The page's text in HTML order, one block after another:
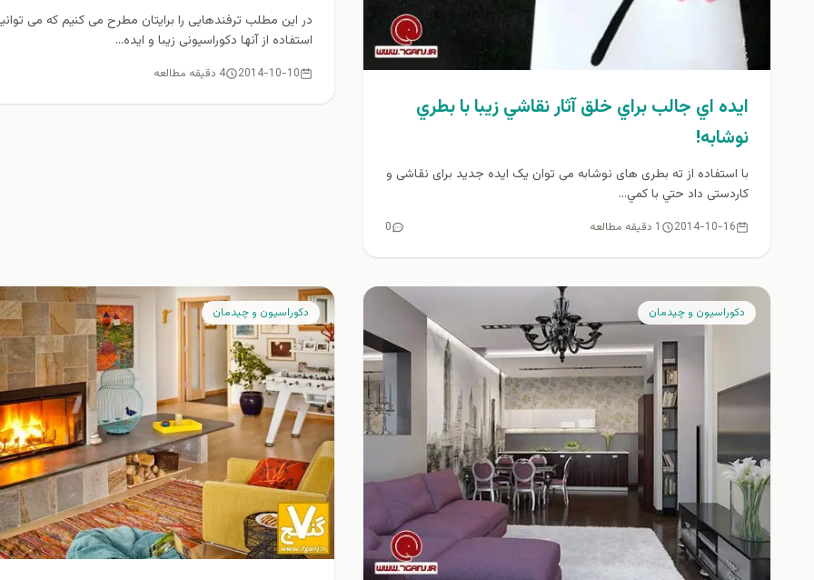
ايده اي جالب براي خلق آثار نقاشي زيبا با بطري
نوشابه!
با استفاده از ته بطری های نوشابه می توان یک ایده جدید برای نقاشی و
کاردستی داد حتي با كمي...
2014-10-16 1 دقیقه مطالعه 0
در این مطلب ترفندهایی را برایتان مطرح می کنیم که می
استفاده از آنها دکوراسیونی زیبا و ایده...
2014-10-10 4 دقیقه مطالعه
دكوراسيون و چيدمان دكوراسيون و چيدمان